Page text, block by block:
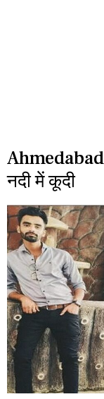
नदी में कूदी